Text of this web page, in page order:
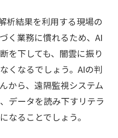
析結果を利用する現場の
く業務に慣れるため、AI
を下しても、闇雲に振り
くなるでしょう。AIの判
から、遠隔監視システム
データを読み下すリテラ
なることでしょう。